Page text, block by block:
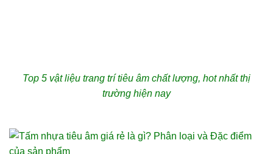
Top 5 vật liệu trang trí tiêu âm chất lượng, hot nhất thị
trường hiện nay